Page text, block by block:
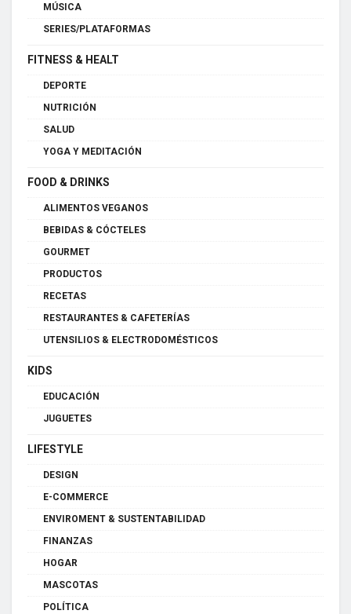
MÚSICA
SERIES/PLATAFORMAS
FITNESS & HEALT
DEPORTE
NUTRICIÓN
SALUD
YOGA Y MEDITACIÓN
FOOD & DRINKS
ALIMENTOS VEGANOS
BEBIDAS & CÓCTELES
GOURMET
PRODUCTOS
RECETAS
RESTAURANTES & CAFETERÍAS
UTENSILIOS & ELECTRODOMÉSTICOS
KIDS
EDUCACIÓN
JUGUETES
LIFESTYLE
DESIGN
E-COMMERCE
ENVIROMENT & SUSTENTABILIDAD
FINANZAS
HOGAR
MASCOTAS
POLÍTICA